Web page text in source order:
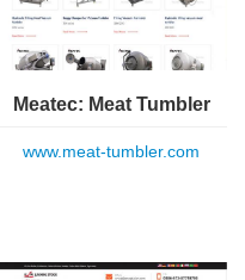
Meatec: Meat Tumbler
www.meat-tumbler.com